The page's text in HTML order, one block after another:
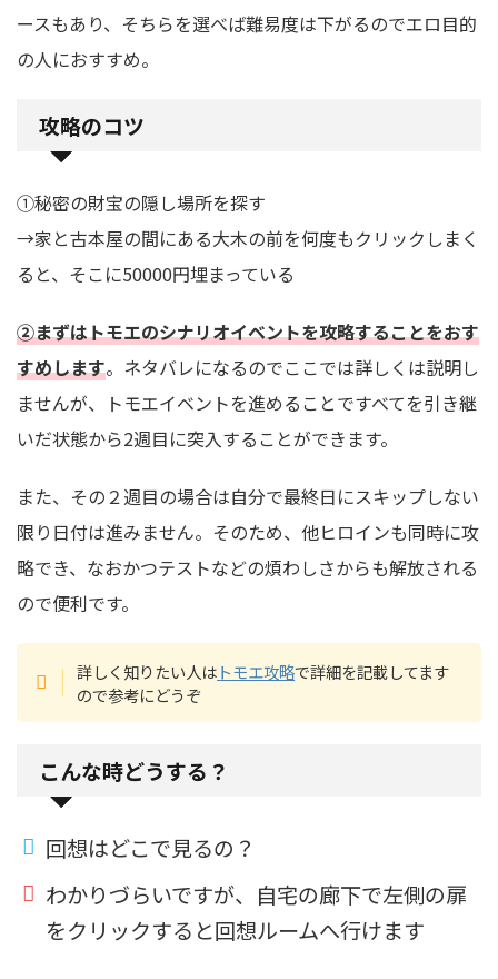
ースもあり、そちらを選べば難易度は下がるのでエロ目的
の人におすすめ。
攻略のコツ
①秘密の財宝の隠し場所を探す
→家と古本屋の間にある大木の前を何度もクリックしまく
ると、そこに50000円埋まっている
②まずはトモエのシナリオイベントを攻略することをおす
すめします。ネタバレになるのでここでは詳しくは説明し
ませんが、トモエイベントを進めることですべてを引き継
いだ状態から2週目に突入することができます。
また、その２週目の場合は自分で最終日にスキップしない
限り日付は進みません。そのため、他ヒロインも同時に攻
略でき、なおかつテストなどの煩わしさからも解放される
ので便利です。
詳しく知りたい人はトモエ攻略で詳細を記載してます
ので参考にどうぞ
こんな時どうする？
回想はどこで見るの？
わかりづらいですが、自宅の廊下で左側の扉
をクリックすると回想ルームへ行けます